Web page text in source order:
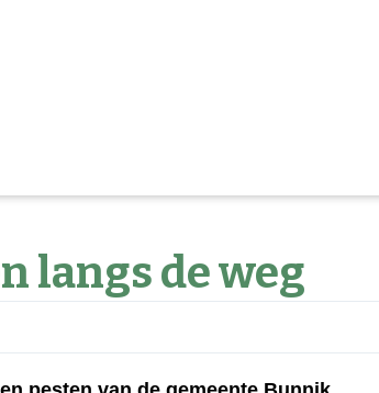
langs de weg